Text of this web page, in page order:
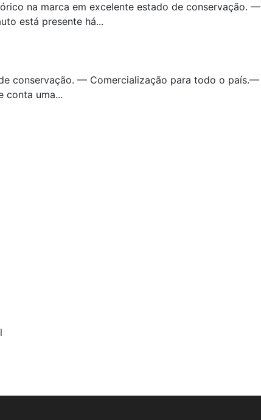
na marca em excelente estado de conservação. —
está presente há...
conservação. — Comercialização para todo o país.—
conta uma...